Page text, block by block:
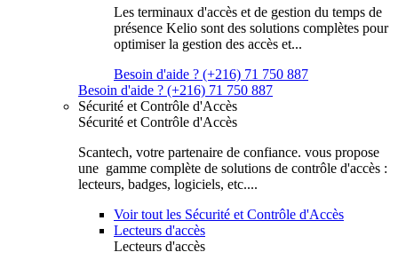
Les terminaux d'accès et de gestion du temps de
présence Kelio sont des solutions complètes pour
optimiser la gestion des accès et...
Besoin d'aide ? (+216) 71 750 887
Besoin d'aide ? (+216) 71 750 887
Sécurité et Contrôle d'Accès
Sécurité et Contrôle d'Accès
Scantech, votre partenaire de confiance. vous propose
une gamme complète de solutions de contrôle d'accès :
lecteurs, badges, logiciels, etc....
Voir tout les Sécurité et Contrôle d'Accès
Lecteurs d'accès
Lecteurs d'accès